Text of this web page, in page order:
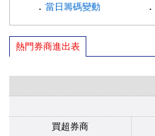
． 當日籌碼變動 ．
熱門券商進出表
買超券商